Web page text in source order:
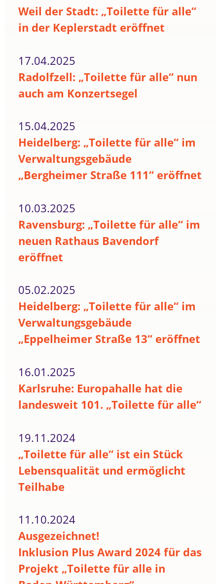
Weil der Stadt: „Toilette für alle“
in der Keplerstadt eröffnet
17.04.2025
Radolfzell: „Toilette für alle“ nun
auch am Konzertsegel
15.04.2025
Heidelberg: „Toilette für alle“ im
Verwaltungsgebäude
„Bergheimer Straße 111“ eröffnet
10.03.2025
Ravensburg: „Toilette für alle“ im
neuen Rathaus Bavendorf
eröffnet
05.02.2025
Heidelberg: „Toilette für alle“ im
Verwaltungsgebäude
„Eppelheimer Straße 13“ eröffnet
16.01.2025
Karlsruhe: Europahalle hat die
landesweit 101. „Toilette für alle“
19.11.2024
„Toilette für alle“ ist ein Stück
Lebensqualität und ermöglicht
Teilhabe
11.10.2024
Ausgezeichnet!
Inklusion Plus Award 2024 für das
Projekt „Toilette für alle in